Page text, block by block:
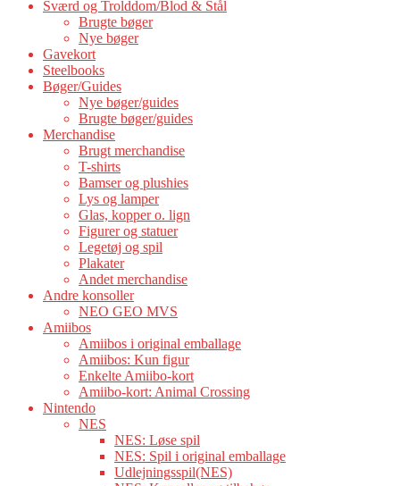
Sværd og Trolddom/Blod & Stål
Brugte bøger
Nye bøger
Gavekort
Steelbooks
Bøger/Guides
Nye bøger/guides
Brugte bøger/guides
Merchandise
Brugt merchandise
T-shirts
Bamser og plushies
Lys og lamper
Glas, kopper o. lign
Figurer og statuer
Legetøj og spil
Plakater
Andet merchandise
Andre konsoller
NEO GEO MVS
Amiibos
Amiibos i original emballage
Amiibos: Kun figur
Enkelte Amiibo-kort
Amiibo-kort: Animal Crossing
Nintendo
NES
NES: Løse spil
NES: Spil i original emballage
Udlejningsspil(NES)